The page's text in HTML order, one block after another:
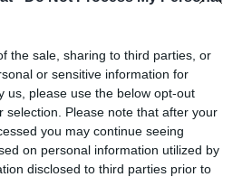
the sale, sharing to third parties, or
or sensitive information for
us, please use the below opt-out
selection. Please note that after your
you may continue seeing
on personal information utilized by
disclosed to third parties prior to
Panés celebren
Ballester ha destacat
"reforça l'aposta del